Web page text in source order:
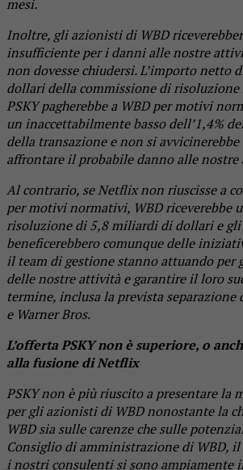
mesi.
Inoltre, gli azionisti di WBD
insufficiente per i danni alle nostre
non dovesse chiudersi. L’importo netto
dollari della commissione di risoluzione
PSKY pagherebbe a WBD per motivi
un inaccettabilmente basso dell’1,4%
della transazione e non si avvicinerebbe
affrontare il probabile danno alle
Al contrario, se Netflix non riuscisse a
per motivi normativi, WBD riceverebbe
risoluzione di 5,8 miliardi di dollari e
beneficerebbero comunque delle
il team di gestione stanno attuando per
delle nostre attività e garantire il loro
termine, inclusa la prevista separazione
e Warner Bros.
L’offerta PSKY non è superiore, o
alla fusione di Netflix
PSKY non è più riuscito a presentare la
per gli azionisti di WBD nonostante la
WBD sia sulle carenze che sulle
Consiglio di amministrazione di WBD, il
i nostri consulenti si sono ampiamente